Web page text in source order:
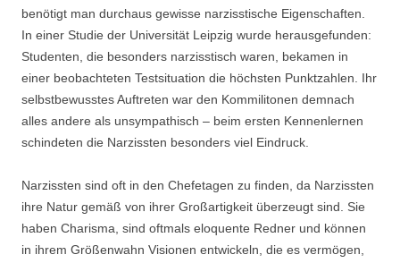
benötigt man durchaus gewisse narzisstische Eigenschaften.
In einer Studie der Universität Leipzig wurde herausgefunden:
Studenten, die besonders narzisstisch waren, bekamen in
einer beobachteten Testsituation die höchsten Punktzahlen. Ihr
selbstbewusstes Auftreten war den Kommilitonen demnach
alles andere als unsympathisch – beim ersten Kennenlernen
schindeten die Narzissten besonders viel Eindruck.
Narzissten sind oft in den Chefetagen zu finden, da Narzissten
ihre Natur gemäß von ihrer Großartigkeit überzeugt sind. Sie
haben Charisma, sind oftmals eloquente Redner und können
in ihrem Größenwahn Visionen entwickeln, die es vermögen,